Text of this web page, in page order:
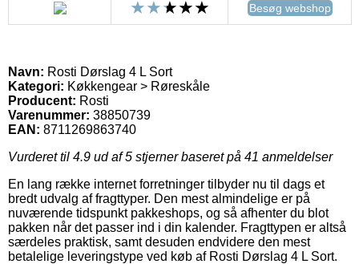
Besøg webshop
Navn: Rosti Dørslag 4 L Sort
Kategori: Køkkengear > Røreskåle
Producent: Rosti
Varenummer: 38850739
EAN: 8711269863740
Vurderet til 4.9 ud af 5 stjerner baseret på 41 anmeldelser
En lang række internet forretninger tilbyder nu til dags et
bredt udvalg af fragttyper. Den mest almindelige er på
nuværende tidspunkt pakkeshops, og så afhenter du blot
pakken når det passer ind i din kalender. Fragttypen er altså
særdeles praktisk, samt desuden endvidere den mest
betalelige leveringstype ved køb af Rosti Dørslag 4 L Sort.